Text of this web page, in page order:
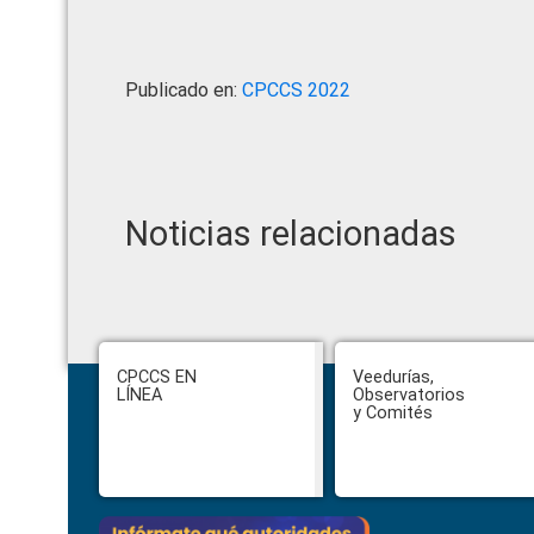
Publicado en: CPCCS 2022
Noticias relacionadas
Footer
CPCCS EN
LÍNEA
Veedurías,
Observatorios
y Comités